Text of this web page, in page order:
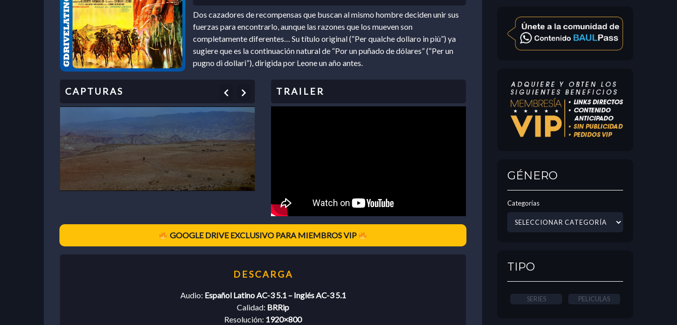
Dos cazadores de recompensas que buscan al mismo hombre deciden unir sus
fuerzas para encontrarlo, aunque las razones que los mueven son
completamente diferentes… Su título original (“Per qualche dollaro in più”) ya
sugiere que es la continuación natural de “Por un puñado de dólares” (“Per un
pugno di dollari”), dirigida por Leone un año antes.
Previous
GOOGLE DRIVE EXCLUSIVO PARA MIEMBROS VIP
Audio: Español Latino AC-3 5.1 – Inglés AC-3 5.1
Calidad: BRRip
Resolución: 1920×800
GÉNERO
Categorías
TIPO
SERIES PELICULAS